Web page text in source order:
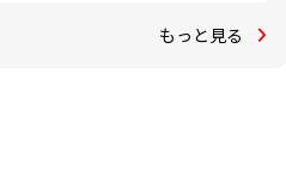
もっと見る